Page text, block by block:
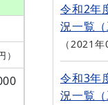
令和2年
況一覧
2021年
令和3年
況一覧